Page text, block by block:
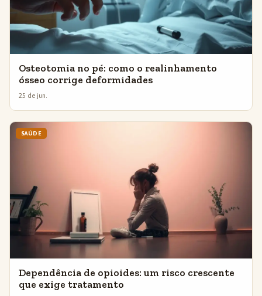
Osteotomia no pé: como o realinhamento
ósseo corrige deformidades
25 de jun.
SAÚDE
Dependência de opioides: um risco crescente
que exige tratamento